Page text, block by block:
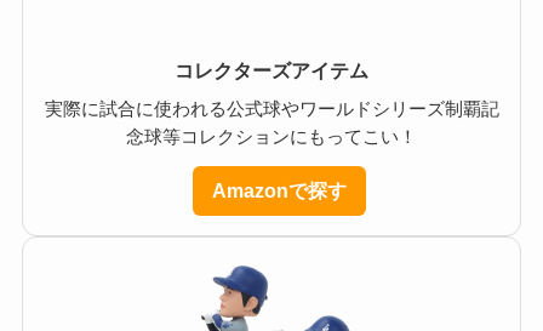
コレクターズアイテム
実際に試合に使われる公式球やワールドシリーズ制覇記
念球等コレクションにもってこい！
Amazonで探す